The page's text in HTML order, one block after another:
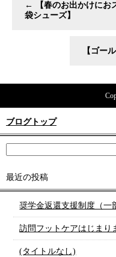
←
【春のお出かけにお
袋シューズ】
【ゴー
ブログトップ
最近の投稿
奨学金返還支援制度（一
訪問フットケアはじまり
(タイトルなし)